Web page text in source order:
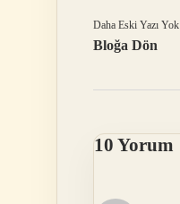
Daha Eski Yazı Yok
Bloğa Dön
10 Yorum